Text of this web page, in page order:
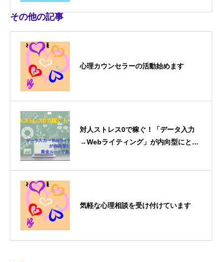
その他の記事
心理カウンセラーの活動始めます
対人ストレス0で稼ぐ！「データ入力
→Webライティング」が内向型にとっ
気軽な心理相談を受け付けています